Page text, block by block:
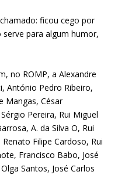
ficou cego por
para algum humor,
no ROMP, a Alexandre
António Pedro Ribeiro,
Mangas, César
Pereira, Rui Miguel
A. da Silva O, Rui
Filipe Cardoso, Rui
Francisco Babo, José
Santos, José Carlos